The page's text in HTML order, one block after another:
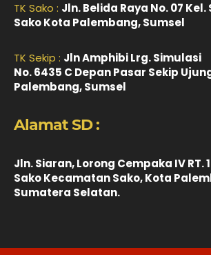
TK Sako : Jln. Belida Raya No. 07
Sako Kota Palembang, Sumsel
TK Sekip : Jln Amphibi Lrg. Simulasi
No. 6435 C Depan Pasar Sekip
Palembang, Sumsel
Alamat SD :
Jln. Siaran, Lorong Cempaka IV RT.
Sako Kecamatan Sako, Kota
Sumatera Selatan.